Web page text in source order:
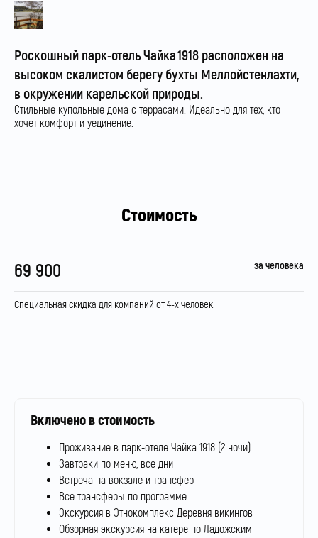
Роскошный парк-отель Чайка 1918 расположен на
высоком скалистом берегу бухты Меллойстенлахти,
в окружении карельской природы.
Стильные купольные дома с террасами. Идеально для тех, кто
хочет комфорт и уединение.
Стоимость
69 900 за человека
Специальная скидка для компаний от 4-х человек
Включено в стоимость
Проживание в парк-отеле Чайка 1918 (2 ночи)
Завтраки по меню, все дни
Встреча на вокзале и трансфер
Все трансферы по программе
Экскурсия в Этнокомплекс Деревня викингов
Обзорная экскурсия на катере по Ладожским